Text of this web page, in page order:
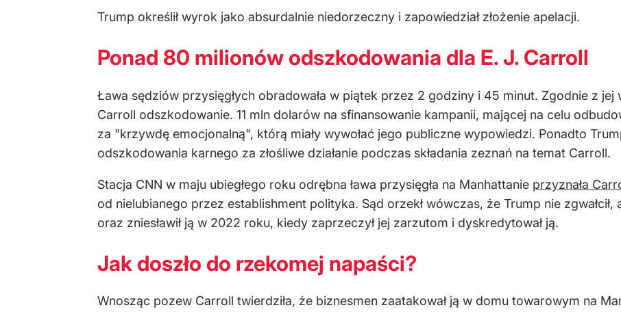
Trump określił wyrok jako absurdalnie niedorzeczny i zapowiedział złożenie apelacji.
Ponad 80 milionów odszkodowania dla E. J. Carroll
Ława sędziów przysięgłych obradowała w piątek przez 2 godziny i 45 minut. Zgodnie z
Carroll odszkodowanie. 11 mln dolarów na sfinansowanie kampanii, mającej na celu
za "krzywdę emocjonalną", którą miały wywołać jego publiczne wypowiedzi. Ponadto
odszkodowania karnego za złośliwe działanie podczas składania zeznań na temat Carroll.
Stacja CNN w maju ubiegłego roku odrębna ława przysięgła na Manhattanie przyznała
od nielubianego przez establishment polityka. Sąd orzekł wówczas, że Trump nie zgwałcił,
oraz zniesławił ją w 2022 roku, kiedy zaprzeczył jej zarzutom i dyskredytował ją.
Jak doszło do rzekomej napaści?
Wnosząc pozew Carroll twierdziła, że biznesmen zaatakował ją w domu towarowym na